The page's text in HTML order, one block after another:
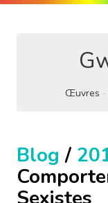
Œuvres
Blog /